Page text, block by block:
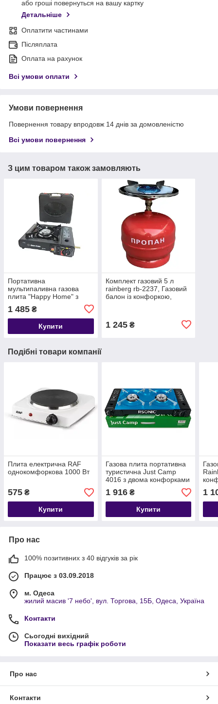
або гроші повернуться на вашу картку
Детальніше
Оплатити частинами
Післяплата
Оплата на рахунок
Всі умови оплати
Умови повернення
Повернення товару впродовж 14 днів за домовленістю
Всі умови повернення
З цим товаром також замовляють
Портативна
мультипаливна газова
плита "Happy Home" з
адаптером (балонний газ
+ газ із балончика)
1 485 ₴
Купити
Комплект газовий 5 л
rainberg rb-2237, Газовий
балон із конфоркою,
1 245₴
Подібні товари компанії
Плита електрична RAF
однокомфоркова 1000 Вт
575 ₴
Купити
Газова плита портативна
туристична Just Camp
4016 з двома конфорками
(2.3 кВт)
1 916₴
Купити
1
Про нас
100% позитивних з 40 відгуків за рік
Працює з 03.09.2018
м. Одеса
жилий масив '7 небо', вул. Торгова, 15Б, Одеса, Україна
Контакти
Сьогодні вихідний
Показати весь графік роботи
Про нас
Контакти